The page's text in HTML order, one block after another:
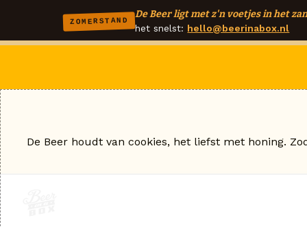
ZOMERSTAND
De Beer ligt met z'n voetjes in het
het snelst: hello@beerinabox.nl
De Beer houdt van cookies, het liefst met honing.